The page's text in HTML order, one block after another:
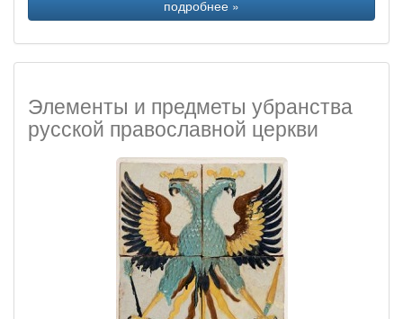
подробнее »
Элементы и предметы убранства
русской православной церкви